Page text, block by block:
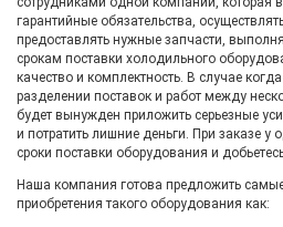
гарантийные обязательства,
предоставлять нужные запчасти,
срокам поставки холодильного
качество и комплектность. В случае
разделении поставок и работ между
будет вынужден приложить серьезные
и потратить лишние деньги. При заказе у
сроки поставки оборудования и
Наша компания готова предложить
приобретения такого оборудования как: